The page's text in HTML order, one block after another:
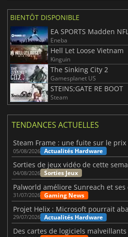
BIENTÔT DISPONIBLE
EA SPORTS Madden
Eneba
Hell Let Loose Vietnam
Kinguin
The Sinking City 2
Gamesplanet US
STEINS;GATE RE BOOT
Steam
TENDANCES ACTUELLES
05/08/2026 Actualités Hardware
04/08/2026 Sorties Jeux
Palworld améliore Sunreach et ses
31/07/2026 Gaming News
Projet Helix : Microsoft pourrait
29/07/2026 Actualités Hardware